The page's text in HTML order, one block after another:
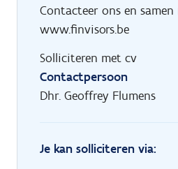
Contacteer ons en
www.finvisors.be
Solliciteren met cv
Contactpersoon
Dhr. Geoffrey Flumens
Je kan solliciteren via: